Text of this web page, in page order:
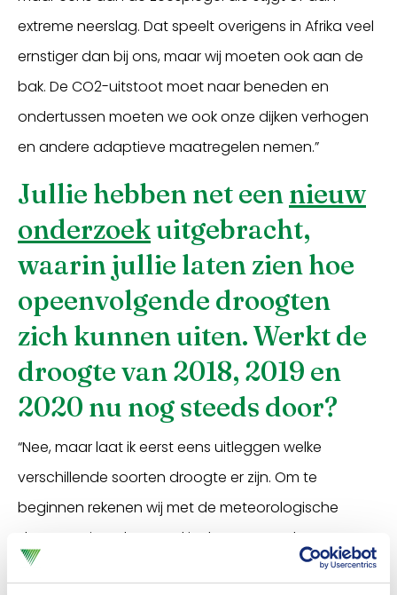
extreme neerslag. Dat speelt overigens in Afrika veel
ernstiger dan bij ons, maar wij moeten ook aan de
bak. De CO2-uitstoot moet naar beneden en
ondertussen moeten we ook onze dijken verhogen
en andere adaptieve maatregelen nemen.”
Jullie hebben net eennieuw
onderzoekuitgebracht,
waarin jullie laten zien hoe
opeenvolgende droogten
zich kunnen uiten. Werkt de
droogte van 2018, 2019 en
2020 nu nog steeds door?
“Nee, maar laat ik eerst eens uitleggen welke
verschillende soorten droogte er zijn. Om te
beginnen rekenen wij met de meteorologische
droogte. Simpel gezegd is dat een optelsom van
hoeveel er verdampt minus hoeveel regen er valt.